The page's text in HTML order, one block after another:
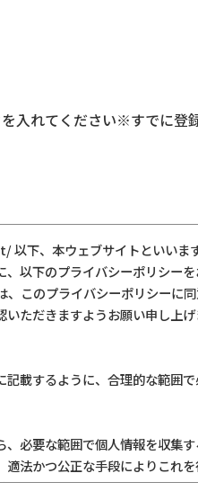
を入れてください※すでに登
、本ウェブサイトといいま
以下のプライバシーポリシー
このプライバシーポリシーに
ただきますようお願い申し上げ
載するように、合理的な範囲で
必要な範囲で個人情報を収集
法かつ公正な手段によりこれを
ない限り、あなたについて個